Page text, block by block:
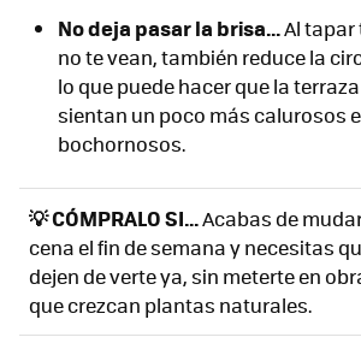
No deja pasar la brisa...Al
no te vean, también reduce la
lo que puede hacer que la
sientan un poco más calurosos
bochornosos.
💡 CÓMPRALO SI...Acabas de
cena el fin de semana y necesitas
dejen de verte ya, sin meterte en
que crezcan plantas naturales.